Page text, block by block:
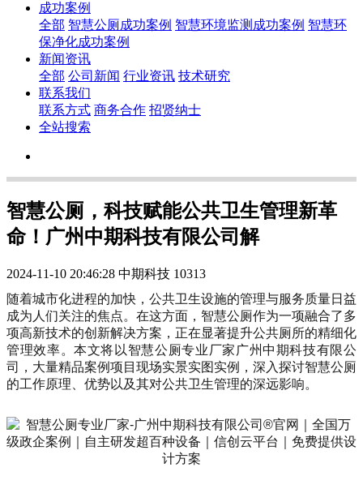
成功案例
全部 智慧公厕成功案例 智慧环境监测成功案例 智慧环
保净化成功案例
新闻资讯
全部 公司新闻 行业资讯 技术研究
联系我们
联系方式 商务合作 招贤纳士
全站搜索
智慧公厕，科技赋能公共卫生管理新革
命！广州中期科技有限公司解
2024-11-10 20:46:28 中期科技 10313
随着城市化进程的加快，公共卫生设施的管理与服务质量日益
成为人们关注的焦点。在这方面，智慧公厕作为一项融合了多
项高新技术的创新解决方案，正在显著提升公共厕所的精细化
管理效率。本文将以智慧公厕专业厂家广州中期科技有限公
司，大量精品案例项目现场实景实图实例，深入探讨智慧公厕
的工作原理、优势以及其对公共卫生管理的深远影响。